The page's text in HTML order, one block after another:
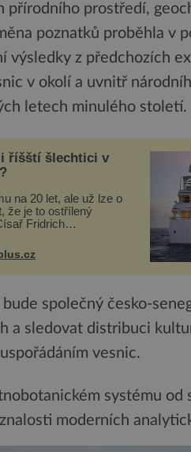
přírodního prostředí,
poznatků proběhla v
výsledky z předchozích
v okolí a uvnitř
letech minulého století.
říšští šlechtici v
na 20 let, ale už lze o
že je to ostřílený
Fridrich
Jindřicha VI. do
se stal
při řešení sporu
společný česko-
a sledovat distribuci
vesnic.
systému od
moderních